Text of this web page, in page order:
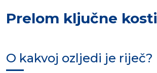
Prelom ključne kosti
O kakvoj ozljedi je riječ?